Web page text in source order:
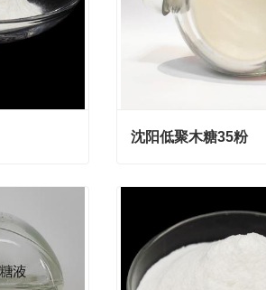
沈阳低聚木糖35粉
沈阳低聚木糖35粉
Contact Now